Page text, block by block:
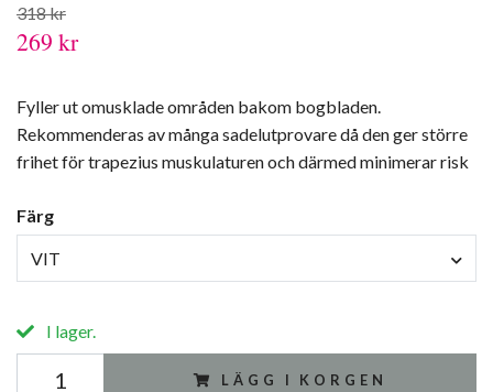
318 kr
269 kr
Fyller ut omusklade områden bakom bogbladen.
Rekommenderas av många sadelutprovare då den ger större
frihet för trapezius muskulaturen och därmed minimerar risk
Färg
VIT
I lager.
LÄGG I KORGEN